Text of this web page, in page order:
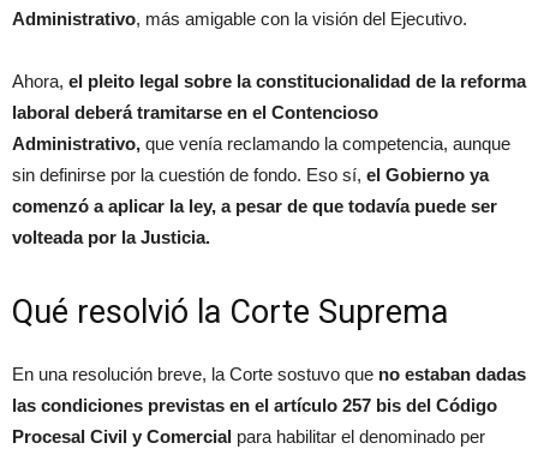
Administrativo, más amigable con la visión del Ejecutivo.
Ahora, el pleito legal sobre la constitucionalidad de la reforma
laboral deberá tramitarse en el Contencioso
Administrativo, que venía reclamando la competencia, aunque
sin definirse por la cuestión de fondo. Eso sí, el Gobierno ya
comenzó a aplicar la ley, a pesar de que todavía puede ser
volteada por la Justicia.
Qué resolvió la Corte Suprema
En una resolución breve, la Corte sostuvo que no estaban dadas
las condiciones previstas en el artículo 257 bis del Código
Procesal Civil y Comercial para habilitar el denominado per